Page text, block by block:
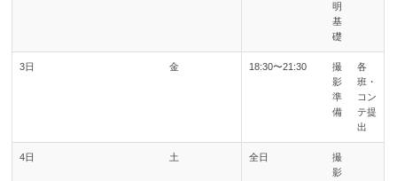
明
基
礎
3日 金 18:30〜21:30
撮
影
準
備
各
班・
コン
テ提
出
4日 土 全日
撮
影